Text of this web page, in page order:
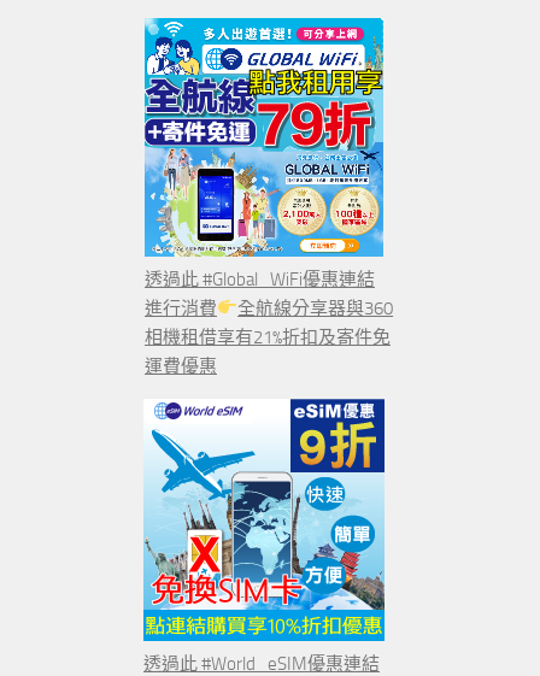
透過此 #Global_WiFi優惠連結
進行消費
全航線分享器與360
相機租借享有21%折扣及寄件免
運費優惠
透過此 #World_eSIM優惠連結